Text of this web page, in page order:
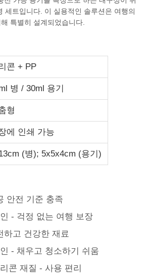
기 세트
세트입니다. 이 실용적인 솔루션은 여행의
특별히 설계되었습니다.
콘 + PP
병 / 30ml 용기
형
에 인쇄 가능
(병); 5x5x4cm (용기)
안전 기준 충족
- 걱정 없는 여행 보장
하고 건강한 재료
- 채우고 청소하기 쉬움
콘 재질 - 사용 편리